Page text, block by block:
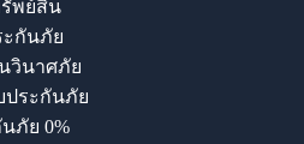
พย์สิน
ะกันภัย
วินาศภัย
ประกันภัย
ภัย 0%